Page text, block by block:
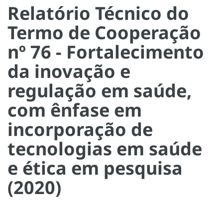
Relatório Técnico do
Termo de Cooperação
nº 76 - Fortalecimento
da inovação e
regulação em saúde,
com ênfase em
incorporação de
tecnologias em saúde
e ética em pesquisa
(2020)